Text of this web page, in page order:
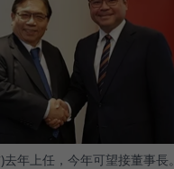
年上任，今年可望接董事長。